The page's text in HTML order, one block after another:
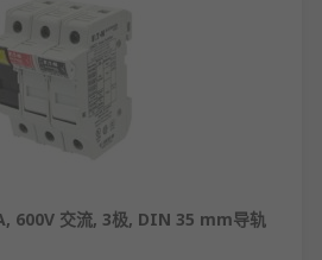
600V 交流, 3极, DIN 35 mm导轨